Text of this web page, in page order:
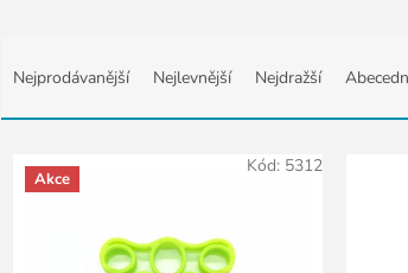
e
Nejprodávanější Nejlevnější Nejdražší
Akce
Kód: 5312